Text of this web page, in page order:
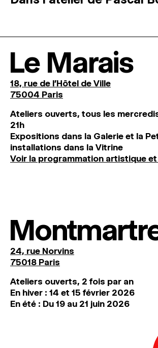
Le Marais
18, rue de l'Hôtel de Ville
75004 Paris
Ateliers ouverts, tous les
21h
Expositions dans la Galerie et la
installations dans la Vitrine
Voir la programmation artistique
24, rue Norvins
75018 Paris
Ateliers ouverts, 2 fois par an
En hiver : 14 et 15 février 2026
En été : Du 19 au 21 juin 2026